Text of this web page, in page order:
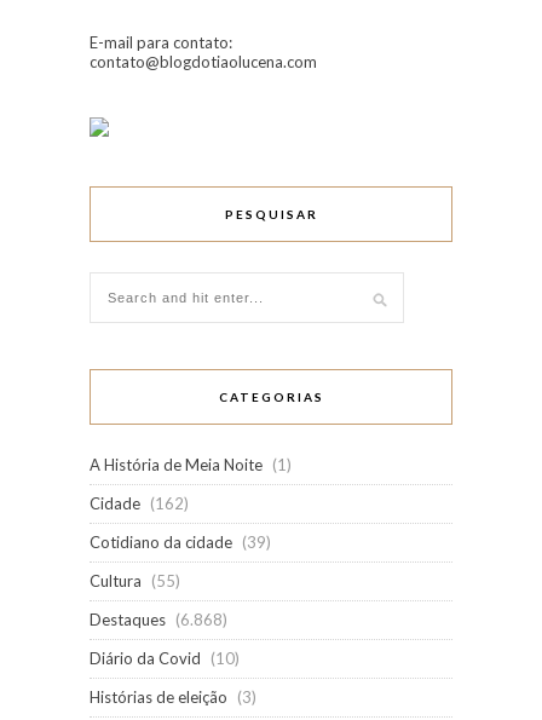
E-mail para contato:
contato@blogdotiaolucena.com
PESQUISAR
CATEGORIAS
A História de Meia Noite (1)
Cidade (162)
Cotidiano da cidade (39)
Cultura
(55)
Destaques (6.868)
Diário da Covid
(10)
Histórias de eleição
(3)